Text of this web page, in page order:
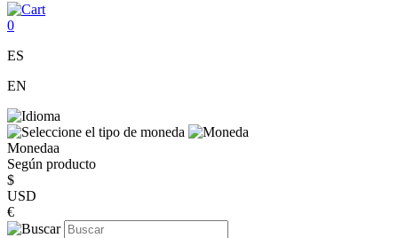
0
ES
EN
Monedaa
Según producto
$
USD
€